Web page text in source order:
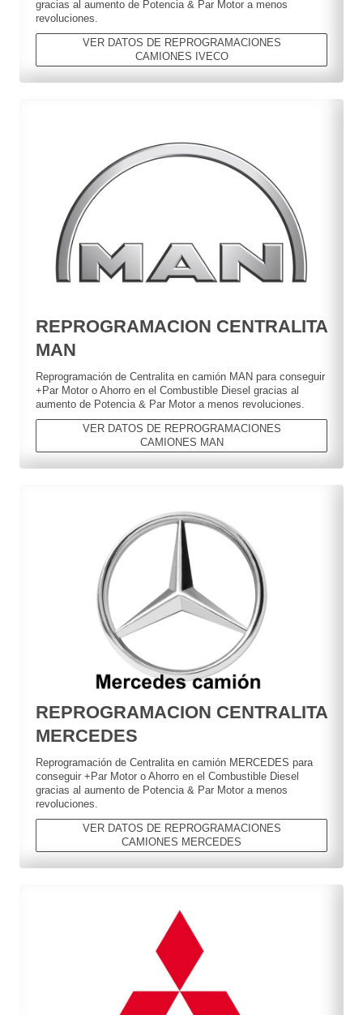
gracias al aumento de Potencia & Par Motor a menos
revoluciones.
VER DATOS DE REPROGRAMACIONES
CAMIONES IVECO
REPROGRAMACION CENTRALITA
MAN
Reprogramación de Centralita en camión MAN para conseguir
+Par Motor o Ahorro en el Combustible Diesel gracias al
aumento de Potencia & Par Motor a menos revoluciones.
VER DATOS DE REPROGRAMACIONES
CAMIONES MAN
REPROGRAMACION CENTRALITA
MERCEDES
Reprogramación de Centralita en camión MERCEDES para
conseguir +Par Motor o Ahorro en el Combustible Diesel
gracias al aumento de Potencia & Par Motor a menos
revoluciones.
VER DATOS DE REPROGRAMACIONES
CAMIONES MERCEDES